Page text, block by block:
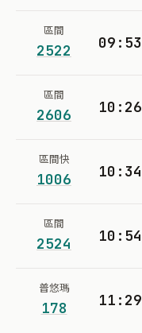
區間
2522 09:53
區間
2606 10:26
區間快
1006 10:34
區間
2524 10:54
普悠瑪
178 11:29